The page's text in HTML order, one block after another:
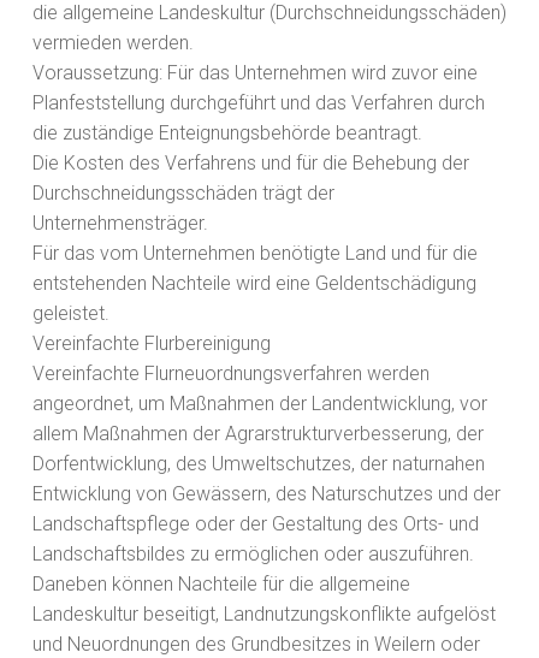
die allgemeine Landeskultur (Durchschneidungsschäden)
vermieden werden.
Voraussetzung: Für das Unternehmen wird zuvor eine
Planfeststellung durchgeführt und das Verfahren durch
die zuständige Enteignungsbehörde beantragt.
Die Kosten des Verfahrens und für die Behebung der
Durchschneidungsschäden trägt der
Unternehmensträger.
Für das vom Unternehmen benötigte Land und für die
entstehenden Nachteile wird eine Geldentschädigung
geleistet.
Vereinfachte Flurbereinigung
Vereinfachte Flurneuordnungsverfahren werden
angeordnet, um Maßnahmen der Landentwicklung, vor
allem Maßnahmen der Agrarstrukturverbesserung, der
Dorfentwicklung, des Umweltschutzes, der naturnahen
Entwicklung von Gewässern, des Naturschutzes und der
Landschaftspflege oder der Gestaltung des Orts- und
Landschaftsbildes zu ermöglichen oder auszuführen.
Daneben können Nachteile für die allgemeine
Landeskultur beseitigt, Landnutzungskonflikte aufgelöst
und Neuordnungen des Grundbesitzes in Weilern oder